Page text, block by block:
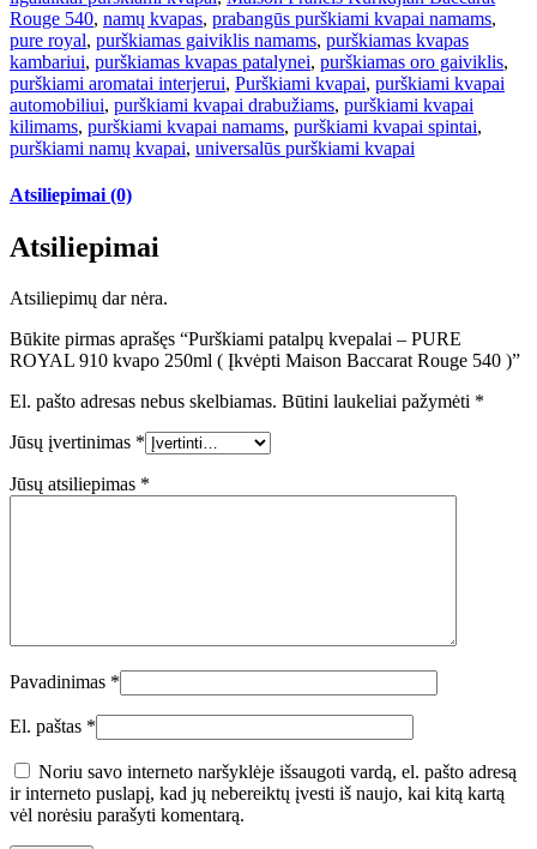
Rouge 540, namų kvapas, prabangūs purškiami kvapai namams,
pure royal, purškiamas gaiviklis namams, purškiamas kvapas
kambariui, purškiamas kvapas patalynei, purškiamas oro gaiviklis,
purškiami aromatai interjerui, Purškiami kvapai, purškiami kvapai
automobiliui, purškiami kvapai drabužiams, purškiami kvapai
kilimams, purškiami kvapai namams, purškiami kvapai spintai,
purškiami namų kvapai, universalūs purškiami kvapai
Atsiliepimai (0)
Atsiliepimai
Atsiliepimų dar nėra.
Būkite pirmas aprašęs “Purškiami patalpų kvepalai – PURE
ROYAL 910 kvapo 250ml ( Įkvėpti Maison Baccarat Rouge 540 )”
El. pašto adresas nebus skelbiamas. Būtini laukeliai pažymėti *
Jūsų įvertinimas *
Jūsų atsiliepimas *
Pavadinimas *
El. paštas *
Noriu savo interneto naršyklėje išsaugoti vardą, el. pašto adresą
ir interneto puslapį, kad jų nebereiktų įvesti iš naujo, kai kitą kartą
vėl norėsiu parašyti komentarą.